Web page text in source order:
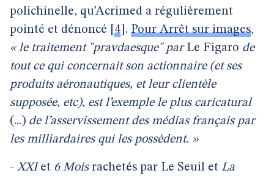
polichinelle, qu’Acrimed a régulièrement
pointé et dénoncé
4 . Pour Arrêt sur images,
« le traitement "pravdaesque" par Le Figaro de
tout ce qui concernait son actionnaire (et ses
produits aéronautiques, et leur clientèle
supposée, etc), est l’exemple le plus caricatural
(...) de l’asservissement des médias français par
les milliardaires qui les possèdent. »
- XXIet 6 Moisrachetés par Le Seuil et La